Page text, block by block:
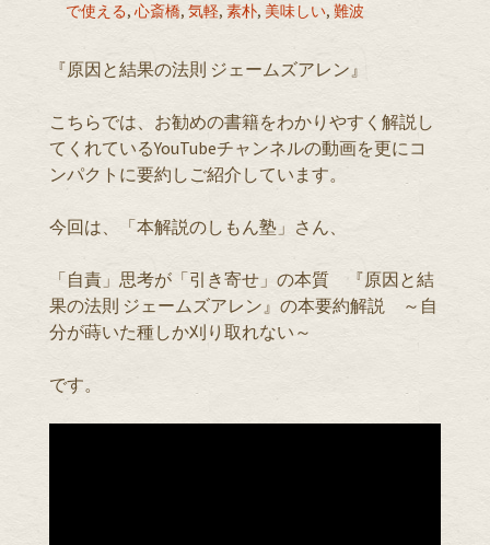
で使える, 心斎橋, 気軽, 素朴, 美味しい, 難波
『原因と結果の法則 ジェームズアレン』
こちらでは、お勧めの書籍をわかりやすく解説し
てくれているYouTubeチャンネルの動画を更にコ
ンパクトに要約しご紹介しています。
今回は、「本解説のしもん塾」さん、
「自責」思考が「引き寄せ」の本質 『原因と結
果の法則 ジェームズアレン』の本要約解説 ～自
分が蒔いた種しか刈り取れない～
です。